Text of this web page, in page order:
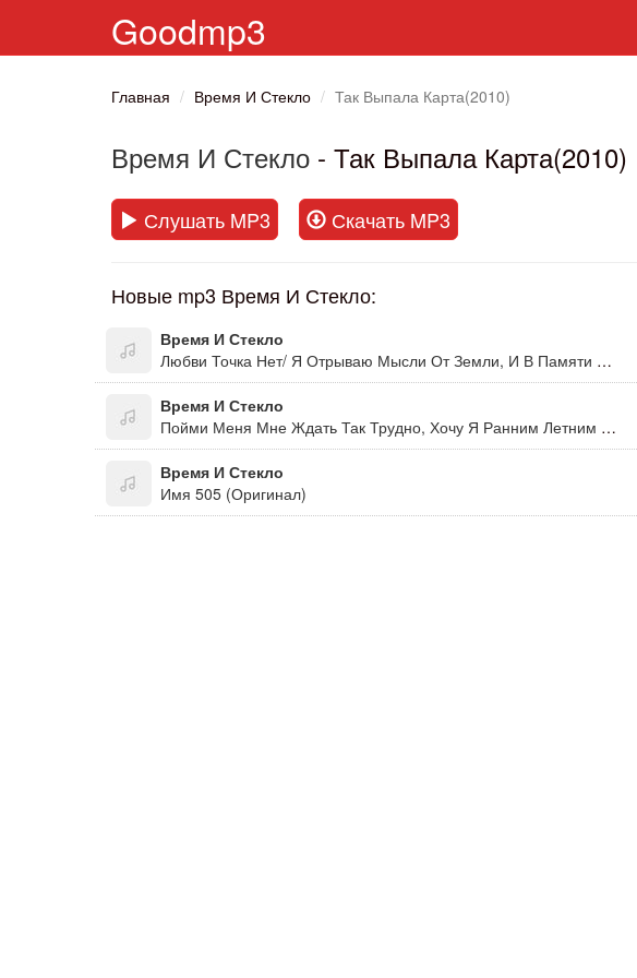
Goodmp3
Главная Время И Стекло Так Выпала Карта(2010)
Время И Стекло - Так Выпала Карта(2010)
Слушать MP3 Скачать MP3
Новые mp3 Время И Стекло:
Время И Стекло
Любви Точка Нет/ Я Отрываю Мысли От Земли, И В Памяти Моей Тебя Ласкаю, И Тот Пожар, Что Мы С Тобой Зажгли, По-Прежнему В Душе Моей Пылает..
Время И Стекло
Пойми Меня Мне Ждать Так Трудно, Хочу Я Ранним Летним Утром С Тобою Слиться Воедино, Просто Мне Необходимо, Устал Я Ждать, Надеяться, Во Что-То Верить...
Время И Стекло
Имя 505 (Оригинал)